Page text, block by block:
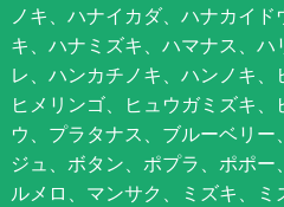
ノキ、ハナイカダ、ハナカイ
キ、ハナミズキ、ハマナス、
レ、ハンカチノキ、ハンノキ、
ヒメリンゴ、ヒュウガミズキ
ウ、プラタナス、ブルーベリ
ジュ、ボタン、ポプラ、ポポ
ルメロ、マンサク、ミズキ、